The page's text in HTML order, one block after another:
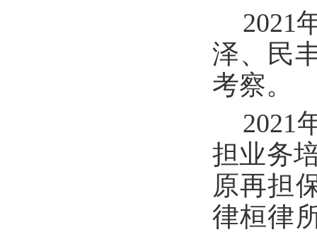
2021
泽、民
考察。
2021
担业务
原再担
律桓律